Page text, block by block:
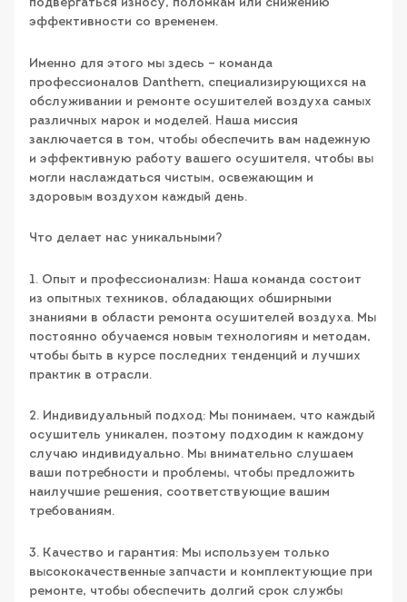
подвергаться износу, поломкам или снижению
эффективности со временем.
Именно для этого мы здесь – команда
профессионалов Danthern, специализирующихся на
обслуживании и ремонте осушителей воздуха самых
различных марок и моделей. Наша миссия
заключается в том, чтобы обеспечить вам надежную
и эффективную работу вашего осушителя, чтобы вы
могли наслаждаться чистым, освежающим и
здоровым воздухом каждый день.
Что делает нас уникальными?
1. Опыт и профессионализм: Наша команда состоит
из опытных техников, обладающих обширными
знаниями в области ремонта осушителей воздуха. Мы
постоянно обучаемся новым технологиям и методам,
чтобы быть в курсе последних тенденций и лучших
практик в отрасли.
2. Индивидуальный подход: Мы понимаем, что каждый
осушитель уникален, поэтому подходим к каждому
случаю индивидуально. Мы внимательно слушаем
ваши потребности и проблемы, чтобы предложить
наилучшие решения, соответствующие вашим
требованиям.
3. Качество и гарантия: Мы используем только
высококачественные запчасти и комплектующие при
ремонте, чтобы обеспечить долгий срок службы